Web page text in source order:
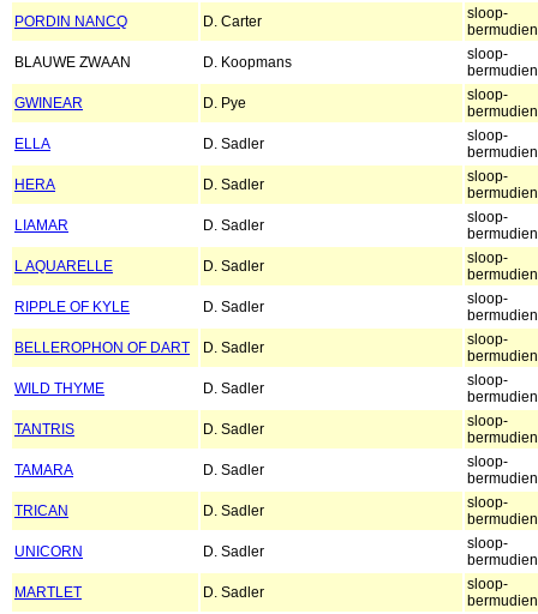
PORDIN NANCQ
D. Carter
sloop-
bermudien
BLAUWE ZWAAN
D. Koopmans
sloop-
bermudien
GWINEAR
D. Pye
sloop-
bermudien
ELLA
D. Sadler
sloop-
bermudien
HERA
D. Sadler
sloop-
bermudien
LIAMAR
D. Sadler
sloop-
bermudien
L AQUARELLE
D. Sadler
sloop-
bermudien
RIPPLE OF KYLE
D. Sadler
sloop-
bermudien
BELLEROPHON OF DART
D. Sadler
sloop-
bermudien
WILD THYME
D. Sadler
sloop-
bermudien
TANTRIS
D. Sadler
sloop-
bermudien
TAMARA
D. Sadler
sloop-
bermudien
TRICAN
D. Sadler
sloop-
bermudien
UNICORN
D. Sadler
sloop-
bermudien
MARTLET
D. Sadler
sloop-
bermudien